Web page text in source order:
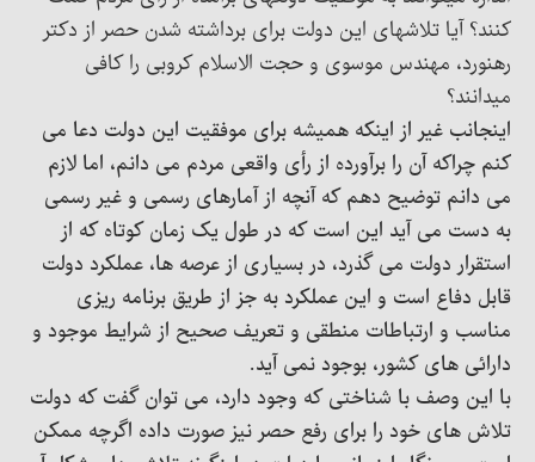
کنند؟ آیا تلاشهای این دولت برای برداشته شدن حصر از دکتر
رهنورد، مهندس موسوی و حجت الاسلام کروبی را کافی
میدانند؟
اینجانب غیر از اینکه همیشه برای موفقیت این دولت دعا می
کنم چراکه آن را برآورده از رأی واقعی مردم می دانم، اما لازم
می دانم توضیح دهم که آنچه از آمارهای رسمی و غیر رسمی
به دست می آید این است که در طول یک زمان کوتاه که از
استقرار دولت می گذرد، در بسیاری از عرصه ها، عملکرد دولت
قابل دفاع است و این عملکرد به جز از طریق برنامه ریزی
مناسب و ارتباطات منطقی و تعریف صحیح از شرایط موجود و
دارائی های کشور، بوجود نمی آید.
با این وصف با شناختی که وجود دارد، می توان گفت که دولت
تلاش های خود را برای رفع حصر نیز صورت داده اگرچه ممکن